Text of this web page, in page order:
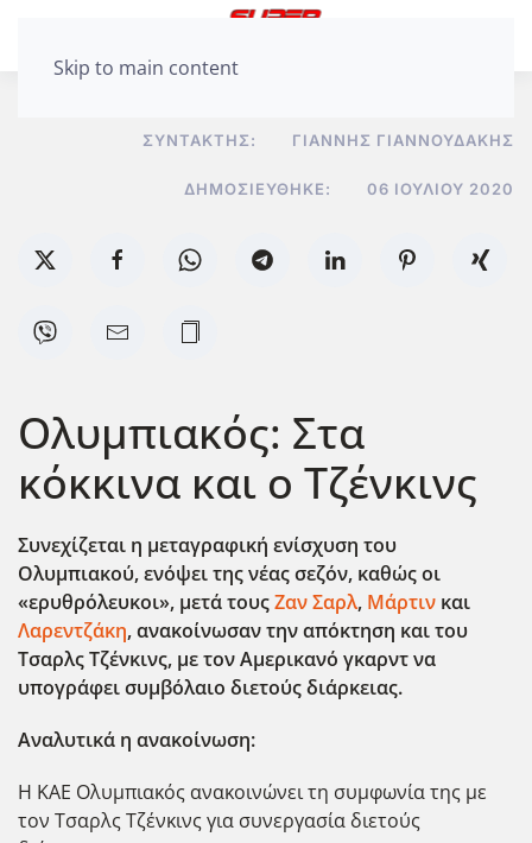
Skip to main content
ΣΥΝΤΆΚΤΗΣ: ΓΙΆΝΝΗΣ ΓΙΑΝΝΟΥΔΆΚΗΣ
ΔΗΜΟΣΙΕΎΘΗΚΕ: 06 ΙΟΥΛΊΟΥ 2020
Ολυμπιακός: Στα
κόκκινα και ο Τζένκινς
Συνεχίζεται η μεταγραφική ενίσχυση του
Ολυμπιακού, ενόψει της νέας σεζόν, καθώς οι
«ερυθρόλευκοι», μετά τουςΖαν Σαρλ, Μάρτιν και
Λαρεντζάκη, ανακοίνωσαν την απόκτηση και του
Τσαρλς Τζένκινς, με τον Αμερικανό γκαρντ να
υπογράφει συμβόλαιο διετούς διάρκειας.
Αναλυτικά η ανακοίνωση:
Η ΚΑΕ Ολυμπιακός ανακοινώνει τη συμφωνία της με
τον Τσαρλς Τζένκινς για συνεργασία διετούς